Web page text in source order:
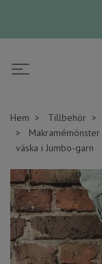
Hem Tillbehör
väska i Jumbo-garn